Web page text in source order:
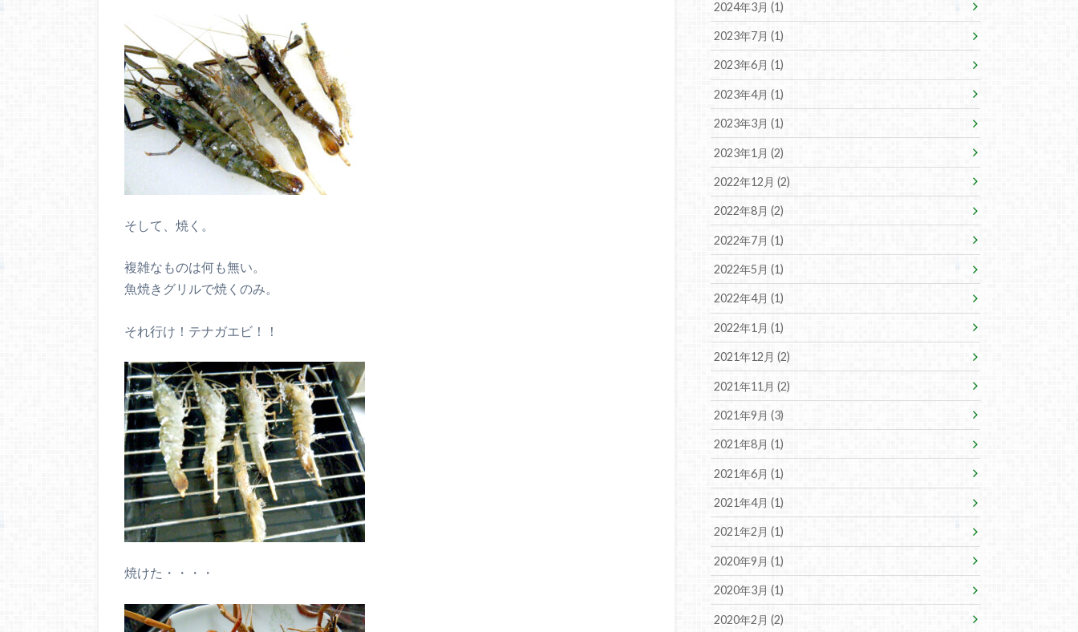
そして、焼く。
複雑なものは何も無い。
魚焼きグリルで焼くのみ。
それ行け！テナガエビ！！
焼けた・・・・
2024年3月 (1)
2023年7月 (1)
2023年6月 (1)
2023年4月 (1)
2023年3月 (1)
2023年1月 (2)
2022年12月 (2)
2022年8月 (2)
2022年7月 (1)
2022年5月 (1)
2022年4月 (1)
2022年1月 (1)
2021年12月 (2)
2021年11月 (2)
2021年9月 (3)
2021年8月 (1)
2021年6月 (1)
2021年4月 (1)
2021年2月 (1)
2020年9月 (1)
2020年3月 (1)
2020年2月 (2)